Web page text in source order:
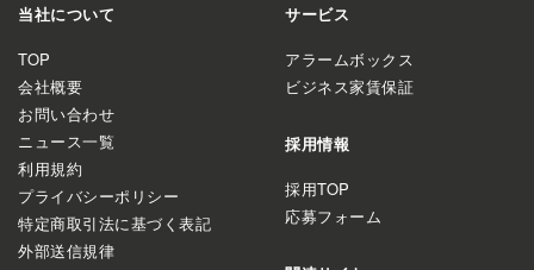
当社について
TOP
会社概要
お問い合わせ
ニュース一覧
利用規約
プライバシーポリシー
特定商取引法に基づく表記
外部送信規律
サービス
アラームボックス
ビジネス家賃保証
採用情報
採用TOP
応募フォーム